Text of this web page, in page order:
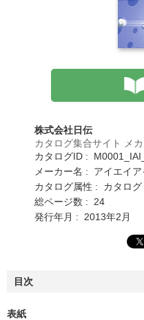
株式会社日伝
カタログ集合サイト メ
カタログID :
メーカー名 : アイエイア
カタログ属性 : カタログ
総ページ数 : 24
発行年月 : 2013年2月
目次
表紙